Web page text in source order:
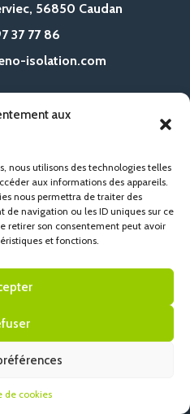
aux
nous utilisons des technologies telles
aux informations des appareils.
nous permettra de traiter des
de navigation ou les ID uniques sur ce
retirer son consentement peut avoir
et fonctions.
de cookies
56850 Caudan
37 77 86
isolation.com
COOKIES (UE)